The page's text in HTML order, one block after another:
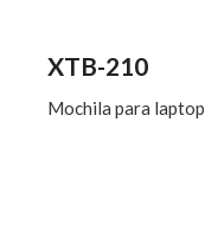
XTB-210
Mochila para laptop